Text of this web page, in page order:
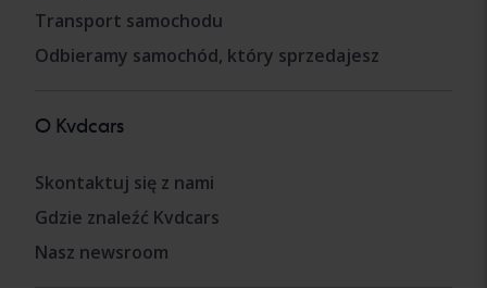
Transport samochodu
Odbieramy samochód, który sprzedajesz
O Kvdcars
Skontaktuj się z nami
Gdzie znaleźć Kvdcars
Nasz newsroom